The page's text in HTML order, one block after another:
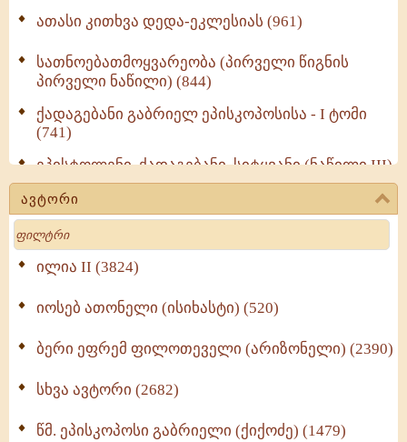
ათასი კითხვა დედა-ეკლესიას (961)
სათნოებათმოყვარეობა (პირველი წიგნის
პირველი ნაწილი) (844)
ქადაგებანი გაბრიელ ეპისკოპოსისა - I ტომი
(741)
ეპისტოლენი, ქადაგებანი, სიტყვანი (ნაწილი III)
(723)
მოძღვრის ძალზე სასარგებლო რჩევები
მრევლისათვის (545)
Wisdomge (514)
ქადაგებანი გაბრიელ ეპისკოპოსისა - II ტომი
სულიერი ცხოვრების სახელმძღვანელო -
ნაწილი II (369)
ავტორი
Search
ილია II (3824)
იოსებ ათონელი (ისიხასტი) (520)
ბერი ეფრემ ფილოთეველი (არიზონელი) (2390)
სხვა ავტორი (2682)
წმ. ეპისკოპოსი გაბრიელი (ქიქოძე) (1479)